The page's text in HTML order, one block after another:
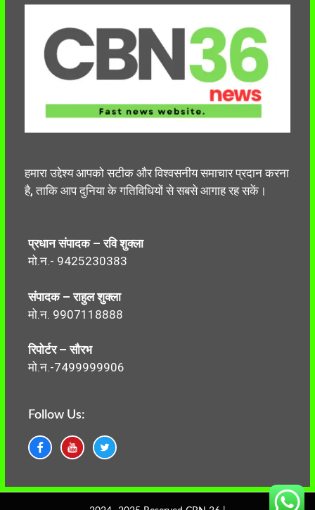
हमारा उद्देश्य आपको सटीक और विश्वसनीय समाचार प्रदान करना
है, ताकि आप दुनिया के गतिविधियों से सबसे आगाह रह सकें।
प्रधान संपादक – रवि शुक्ला
मो.न.- 9425230383
संपादक – राहुल शुक्ला
मो.न. 9907118888
रिपोर्टर – सौरभ
मो.न.-7499999906
Follow Us: